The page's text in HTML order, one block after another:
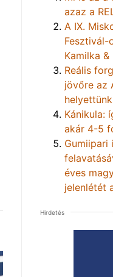
azaz a
A IX.
Kamilka &
Reális
jövőre az
helyettünk
Kánikula:
akár 4-5
Gumiipari
éves
jelenlétét
Hirdetés